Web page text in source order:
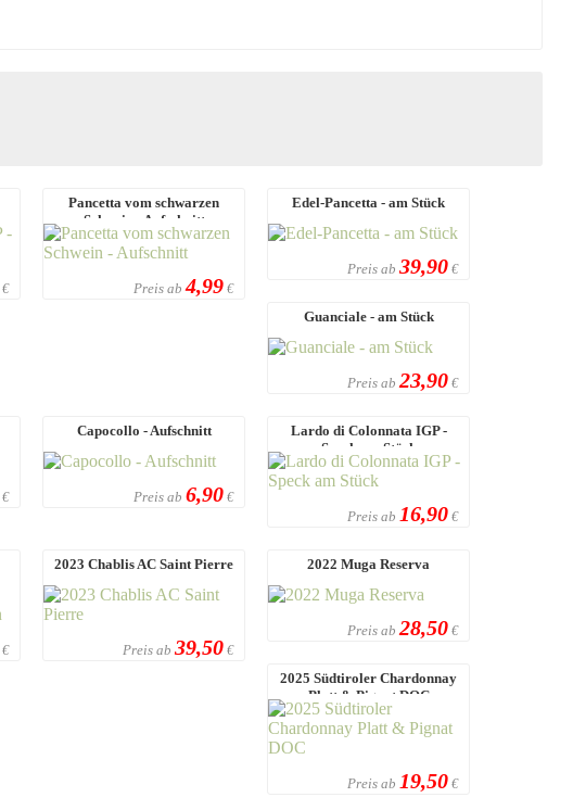
€
Pancetta vom schwarzen
Schwein - Aufschnitt
Preis ab 4,99 €
Edel-Pancetta - am Stück
Preis ab 39,90 €
Guanciale - am Stück
Preis ab 23,90 €
€
Capocollo - Aufschnitt
Preis ab 6,90 €
Lardo di Colonnata IGP -
Speck am Stück
Preis ab 16,90 €
€
2023 Chablis AC Saint Pierre
Preis ab 39,50 €
2022 Muga Reserva
Preis ab 28,50 €
2025 Südtiroler Chardonnay
Platt & Pignat DOC
Preis ab 19,50 €